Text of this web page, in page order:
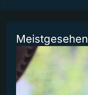
Meistgesehen